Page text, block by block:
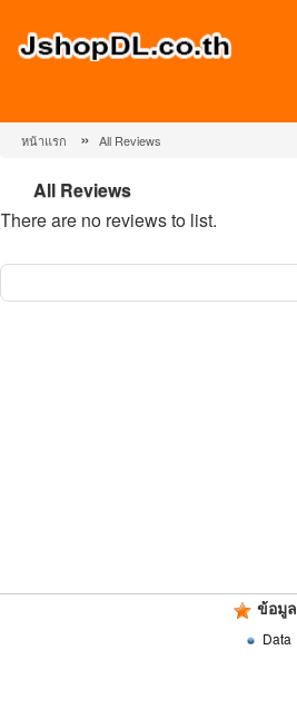
หน้าแรก » All Reviews
All Reviews
There are no reviews to list.
ข้อมูล
Data